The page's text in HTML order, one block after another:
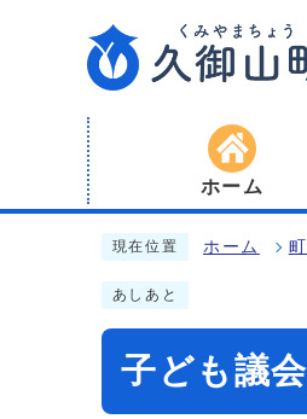
ホーム
現在位置 ホーム
あしあと
子ども議